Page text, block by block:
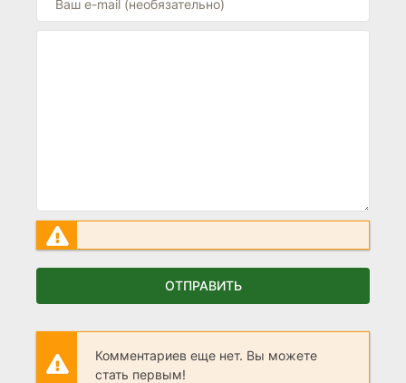
ОТПРАВИТЬ
Комментариев еще нет. Вы можете
стать первым!